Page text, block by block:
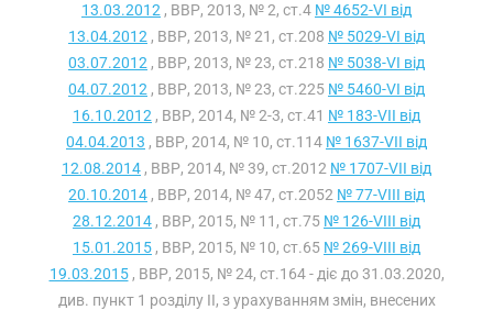
13.03.2012 , ВВР, 2013, № 2, ст.4 № 4652-VI від
13.04.2012 , ВВР, 2013, № 21, ст.208 № 5029-VI від
03.07.2012 , ВВР, 2013, № 23, ст.218 № 5038-VI від
04.07.2012 , ВВР, 2013, № 23, ст.225 № 5460-VI від
16.10.2012 , ВВР, 2014, № 2-3, ст.41 № 183-VII від
04.04.2013 , ВВР, 2014, № 10, ст.114 № 1637-VII від
12.08.2014 , ВВР, 2014, № 39, ст.2012 № 1707-VII від
20.10.2014 , ВВР, 2014, № 47, ст.2052 № 77-VIII від
28.12.2014 , ВВР, 2015, № 11, ст.75 № 126-VIII від
15.01.2015 , ВВР, 2015, № 10, ст.65 № 269-VIII від
19.03.2015, ВВР, 2015, № 24, ст.164 - діє до 31.03.2020,
див. пункт 1 розділу II, з урахуванням змін, внесених